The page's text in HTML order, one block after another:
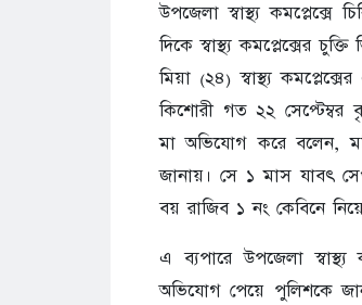
উপজেলা স্বাস্থ্য
দিকে স্বাস্থ্য কমপ্লেক্সের
মিয়া (২৪) স্বাস্থ্য
কিশোরী গত ২২ সেপ্টেম্বর
মা অভিযোগ করে বলেন,
জানায়। সে ১ মাস যাবৎ
বয় রাজিব ১ নং কেবিনে
এ ব্যপারে উপজেলা
অভিযোগ পেয়ে পুলিশকে